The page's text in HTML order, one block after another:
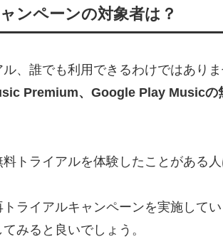
ンペーンの対象者は？
、誰でも利用できるわけではありま
Premium、Google Play Musicの
トライアルを体験したことがある
トライアルキャンペーンを実施して
みると良いでしょう。